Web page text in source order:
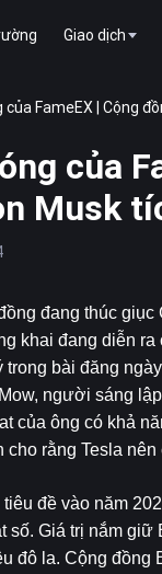
Giao dịch
của FameEX | Cộng
của
Musk
đang thúc
khai đang diễn
bài đăng
người sáng
của ông có khả
cho rằng Tesla
đề vào năm
số. Giá trị nắm giữ
đô la. Cộng đồng